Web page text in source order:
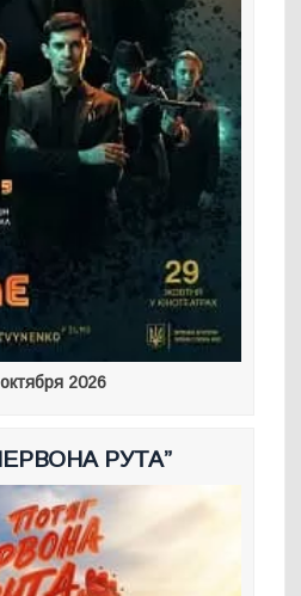
2026
РУТА”